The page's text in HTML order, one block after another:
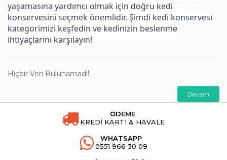
yaşamasına yardımcı olmak için doğru kedi
konservesini seçmek önemlidir. Şimdi kedi konservesi
kategorimizi keşfedin ve kedinizin beslenme
ihtiyaçlarını karşılayın!
Hiçbir Veri Bulunamadı!
Devam
ÖDEME
KREDİ KARTI & HAVALE
WHATSAPP
0551 966 30 09